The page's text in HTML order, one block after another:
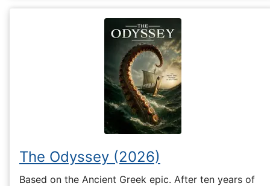
The Odyssey (2026)
Based on the Ancient Greek epic. After ten years of